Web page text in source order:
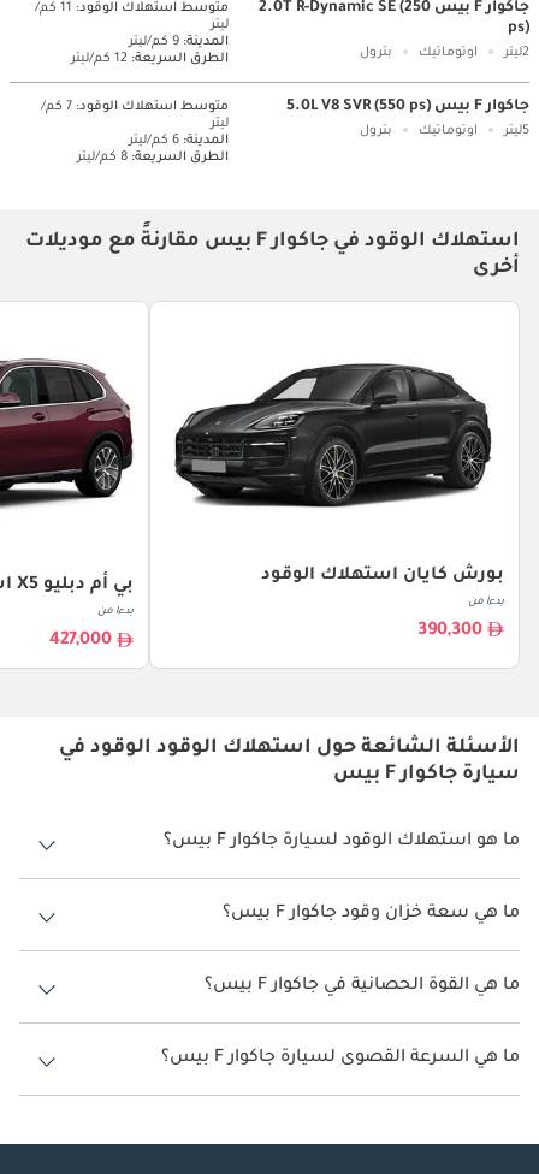
جاكوار F بيس 2.0T R-Dynamic SE (250
ps)
2ليتر اوتوماتيك بترول
متوسط ​​استهلاك الوقود:
11 كم/
ليتر
المدينة: 9 كم/ليتر
الطرق السريعة: 12 كم/ليتر
جاكوار F بيس 5.0L V8 SVR (550 ps)
5ليتر اوتوماتيك بترول
متوسط ​​استهلاك الوقود:
7 كم/
ليتر
المدينة: 6 كم/ليتر
الطرق السريعة: 8 كم/ليتر
استهلاك الوقود في جاكوار F بيس مقارنةً مع موديلات
أخرى
بورش كايان استهلاك الوقود
بدءا من
390,300
بي أم دبليو X5 استهلاك الوقود
بدءا من
427,000
الأسئلة الشائعة حول استهلاك الوقود الوقود في
سيارة جاكوار F بيس
ما هو استهلاك الوقود لسيارة جاكوار F بيس؟
يتراوح استهلاك الوقود لسيارة جاكوار F بيس بين 6 كم/ليتر - 9 كم/ليتر.
ما هي سعة خزان وقود جاكوار F بيس؟
سعة خزان وقود جاكوار F بيس 82 ليتر.
ما هي القوة الحصانية في جاكوار F بيس؟
تنتج جاكوار F بيس قوة 246 حصان - 550 حصان.
ما هي السرعة القصوى لسيارة جاكوار F بيس؟
السرعة القصوى لسيارة جاكوار F بيس هي 217 كم/الساعة - 283 كم/الساعة.